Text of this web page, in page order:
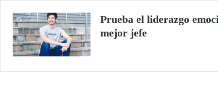
Prueba el liderazgo
mejor jefe